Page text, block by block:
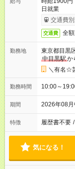
日就業
交通費
交通費 全
勤務地
東京都目黒
中目黒駅か
＼有名☆
勤務時間 10:00～
期間 2026年08
特徴 履歴書不要 /
気になる！